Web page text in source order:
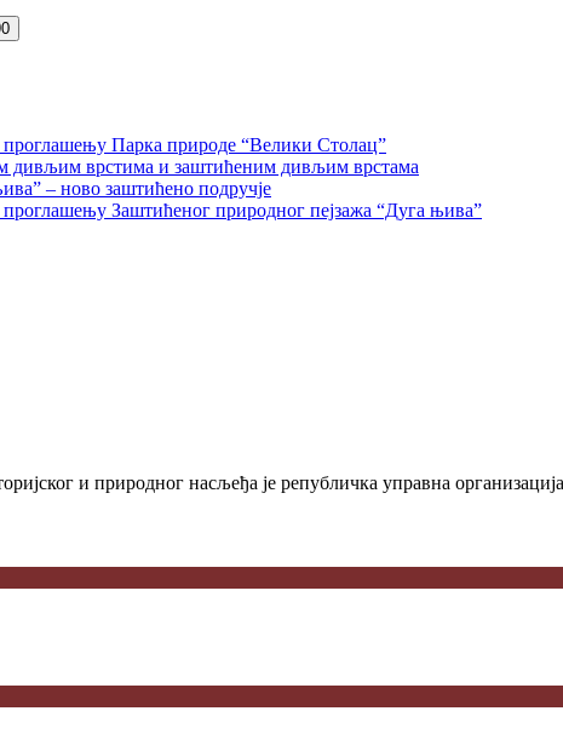
Парка природе “Велики Столац”
дивљим врстима и заштићеним дивљим врстама
– ново заштићено подручје
Заштићеног природног пејзажа “Дуга њива”
и природног насљеђа је републичка управна